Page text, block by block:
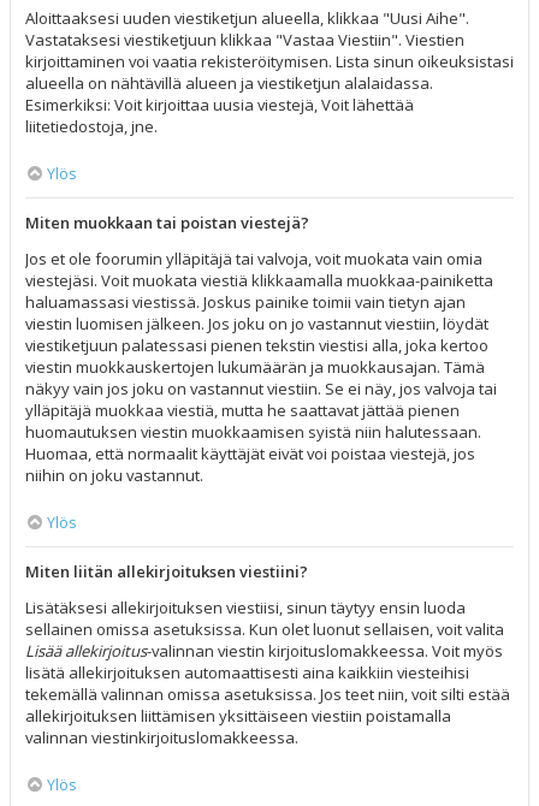
Aloittaaksesi uuden viestiketjun alueella, klikkaa "Uusi Aihe".
Vastataksesi viestiketjuun klikkaa "Vastaa Viestiin". Viestien
kirjoittaminen voi vaatia rekisteröitymisen. Lista sinun oikeuksistasi
alueella on nähtävillä alueen ja viestiketjun alalaidassa.
Esimerkiksi: Voit kirjoittaa uusia viestejä, Voit lähettää
liitetiedostoja, jne.
Ylös
Miten muokkaan tai poistan viestejä?
Jos et ole foorumin ylläpitäjä tai valvoja, voit muokata vain omia
viestejäsi. Voit muokata viestiä klikkaamalla muokkaa-painiketta
haluamassasi viestissä. Joskus painike toimii vain tietyn ajan
viestin luomisen jälkeen. Jos joku on jo vastannut viestiin, löydät
viestiketjuun palatessasi pienen tekstin viestisi alla, joka kertoo
viestin muokkauskertojen lukumäärän ja muokkausajan. Tämä
näkyy vain jos joku on vastannut viestiin. Se ei näy, jos valvoja tai
ylläpitäjä muokkaa viestiä, mutta he saattavat jättää pienen
huomautuksen viestin muokkaamisen syistä niin halutessaan.
Huomaa, että normaalit käyttäjät eivät voi poistaa viestejä, jos
niihin on joku vastannut.
Ylös
Miten liitän allekirjoituksen viestiini?
Lisätäksesi allekirjoituksen viestiisi, sinun täytyy ensin luoda
sellainen omissa asetuksissa. Kun olet luonut sellaisen, voit valita
Lisää allekirjoitus-valinnan viestin kirjoituslomakkeessa. Voit myös
lisätä allekirjoituksen automaattisesti aina kaikkiin viesteihisi
tekemällä valinnan omissa asetuksissa. Jos teet niin, voit silti estää
allekirjoituksen liittämisen yksittäiseen viestiin poistamalla
valinnan viestinkirjoituslomakkeessa.
Ylös